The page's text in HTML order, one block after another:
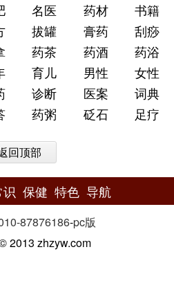
名医 药材
书籍
拔罐 膏药
刮痧
药茶 药酒
药浴
育儿 男性
女性
诊断 医案
词典
药粥 砭石 足疗
回顶部
保健 特色 导航
87876186-pc版
2013 zhzyw.com